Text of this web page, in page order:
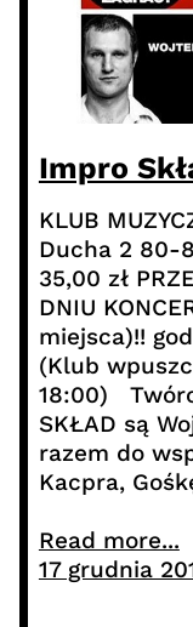
Impro
KLUB
Ducha 2 80-
35,00 zł
DNIU
miejsca)!!
(Klub
18:00)
SKŁAD są
razem do
Kacpra,
Read more...
17 grudnia